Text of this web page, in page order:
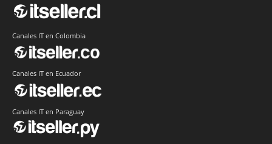
Canales IT en Colombia
Canales IT en Ecuador
Canales IT en Paraguay